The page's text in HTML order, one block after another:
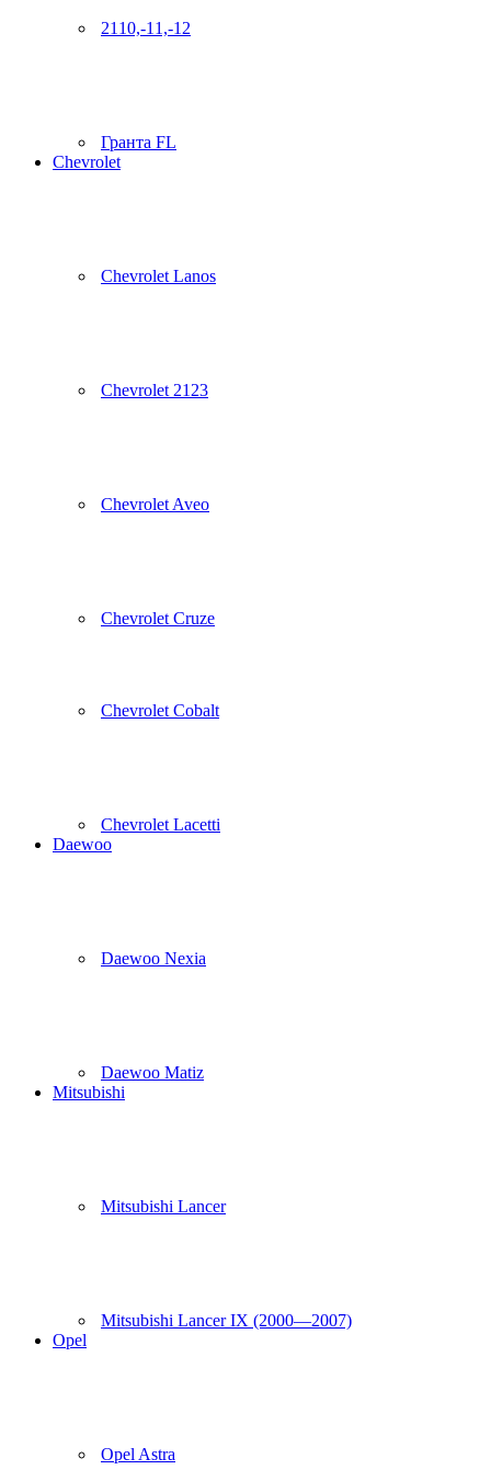
2110,-11,-12
Гранта FL
Chevrolet
Chevrolet Lanos
Chevrolet 2123
Chevrolet Aveo
Chevrolet Cruze
Chevrolet Cobalt
Chevrolet Lacetti
Daewoo
Daewoo Nexia
Daewoo Matiz
Mitsubishi
Mitsubishi Lancer
Mitsubishi Lancer IX (2000—2007)
Opel
Opel Astra